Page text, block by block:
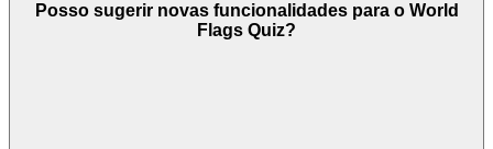
Posso sugerir novas funcionalidades para o World
Flags Quiz?